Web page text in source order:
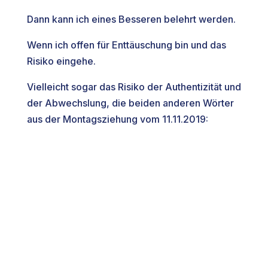
Dann kann ich eines Besseren belehrt werden.
Wenn ich offen für Enttäuschung bin und das
Risiko eingehe.
Vielleicht sogar das Risiko der Authentizität und
der Abwechslung, die beiden anderen Wörter
aus derMontagsziehung vom 11.11.2019: